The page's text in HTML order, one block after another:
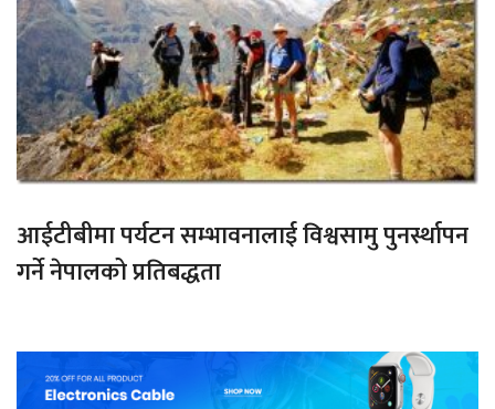
आईटीबीमा पर्यटन सम्भावनालाई विश्वसामु पुनर्स्थापन
गर्ने नेपालको प्रतिबद्धता